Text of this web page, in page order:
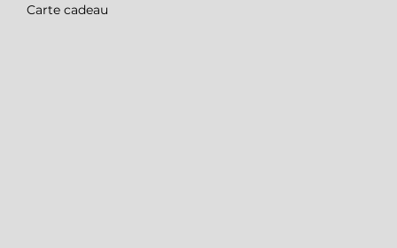
Carte cadeau